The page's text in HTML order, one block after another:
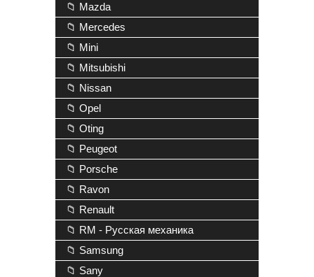
📁 Mazda
📁 Mercedes
📁 Mini
📁 Mitsubishi
📁 Nissan
📁 Opel
📁 Oting
📁 Peugeot
📁 Porsche
📁 Ravon
📁 Renault
📁 RM - Русская механика
📁 Samsung
📁 Sany